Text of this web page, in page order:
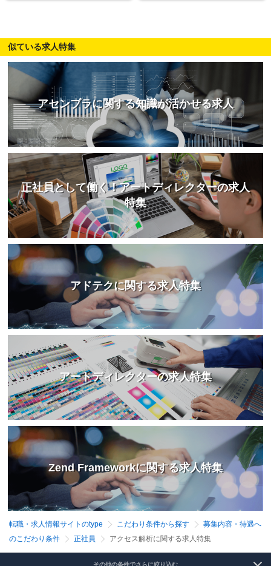
似ている求人特集
アセンブラに関する知識が活かせる求人
正社員として働く！アートディレクターの求人
特集
アドテクに関する求人特集
アートディレクターの求人特集
Zend Frameworkに関する求人特集
転職・求人情報サイトのtype こだわり条件から探す
募集内容・待遇へ
のこだわり条件
正社員 アクセス解析に関する求人特集
その他の条件でさらに絞り込む